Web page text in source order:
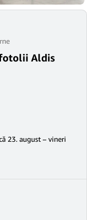
fotolii Aldis
23. august – vineri